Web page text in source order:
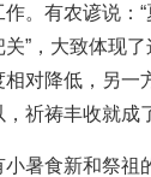
。有农谚说：
”，大致体现
对降低，另一
祈祷丰收就成
食新和祭祖